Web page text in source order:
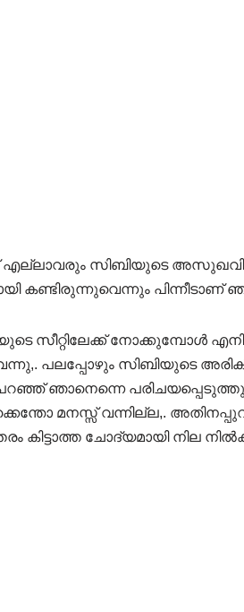
എല്ലാവരും സിബിയുടെ
കണ്ടിരുന്നുവെന്നും പിന്നീടാണ്
സീറ്റിലേക്ക് നോക്കുമ്പോൾ
പലപ്പോഴും സിബിയുടെ
ഞാനെന്നെ
മനസ്സ് വന്നില്ല,.
കിട്ടാത്ത ചോദ്യമായി നില